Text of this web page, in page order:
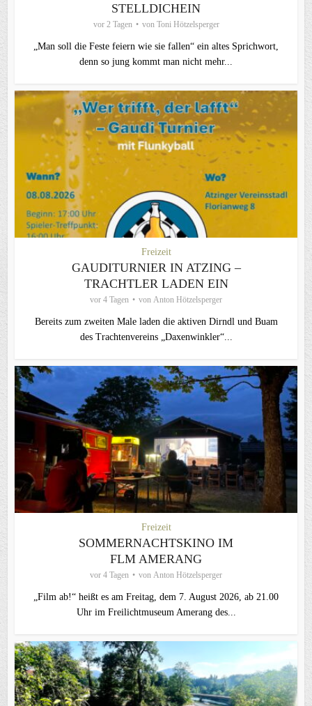
STELLDICHEIN
vor 2 Tagen von Toni Hötzelsperger
„Man soll die Feste feiern wie sie fallen“ ein altes Sprichwort,
denn so jung kommt man nicht mehr...
Freizeit
GAUDITURNIER IN ATZING –
TRACHTLER LADEN EIN
vor 4 Tagen von Anton Hötzelsperger
Bereits zum zweiten Male laden die aktiven Dirndl und Buam
des Trachtenvereins „Daxenwinkler“...
Freizeit
SOMMERNACHTSKINO IM
FLM AMERANG
vor 4 Tagen von Anton Hötzelsperger
„Film ab!“ heißt es am Freitag, dem 7. August 2026, ab 21.00
Uhr im Freilichtmuseum Amerang des...